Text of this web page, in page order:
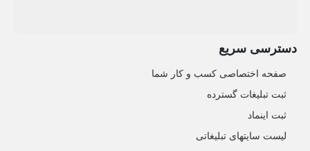
دسترسی سریع
صفحه اختصاصی کسب و کار شما
ثبت تبلیغات گسترده
ثبت اینماد
لیست سایتهای تبلیغاتی